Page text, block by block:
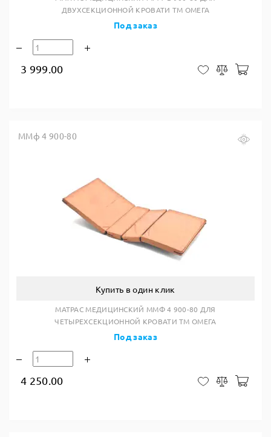
ДВУХСЕКЦИОННОЙ КРОВАТИ ТМ ОМЕГА
Под заказ
3 999.00 В закладки
Сравнить
ММф 4 900-80
Купить в один клик
МАТРАС МЕДИЦИНСКИЙ ММФ 4 900-80 ДЛЯ
ЧЕТЫРЕХСЕКЦИОННОЙ КРОВАТИ ТМ ОМЕГА
Под заказ
4 250.00 В закладки
Сравнить